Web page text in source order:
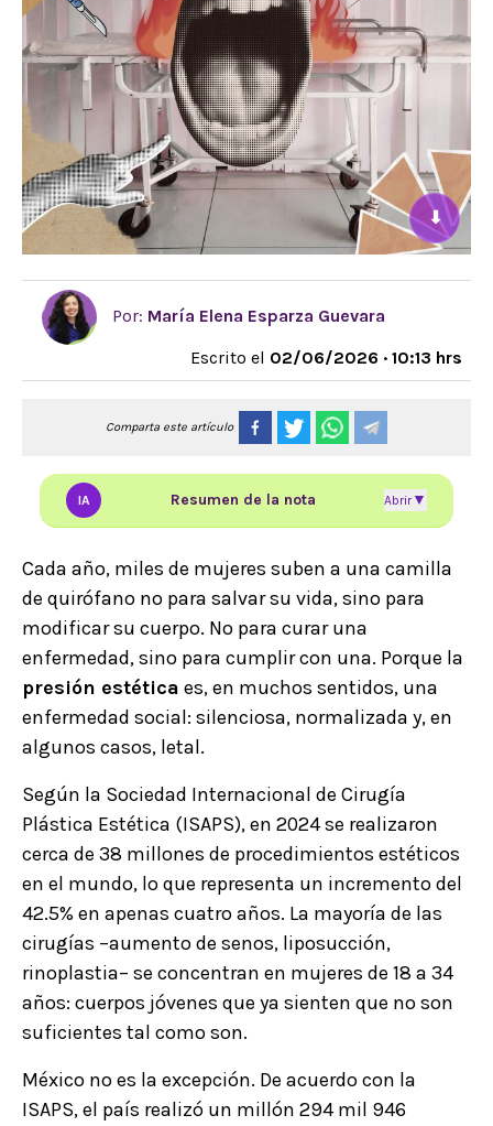
⬇
Por: María Elena Esparza Guevara
Escrito el 02/06/2026 · 10:13 hrs
Comparta este artículo
IA Resumen de la nota Abrir▼
Cada año, miles de mujeres suben a una camilla
de quirófano no para salvar su vida, sino para
modificar su cuerpo. No para curar una
enfermedad, sino para cumplir con una. Porque la
presión estética es, en muchos sentidos, una
enfermedad social: silenciosa, normalizada y, en
algunos casos, letal.
Según la Sociedad Internacional de Cirugía
Plástica Estética (ISAPS), en 2024 se realizaron
cerca de 38 millones de procedimientos estéticos
en el mundo, lo que representa un incremento del
42.5% en apenas cuatro años. La mayoría de las
cirugías –aumento de senos, liposucción,
rinoplastia– se concentran en mujeres de 18 a 34
años: cuerpos jóvenes que ya sienten que no son
suficientes tal como son.
México no es la excepción. De acuerdo con la
ISAPS, el país realizó un millón 294 mil 946